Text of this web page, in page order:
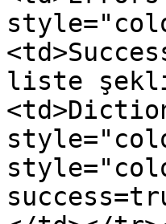
liste